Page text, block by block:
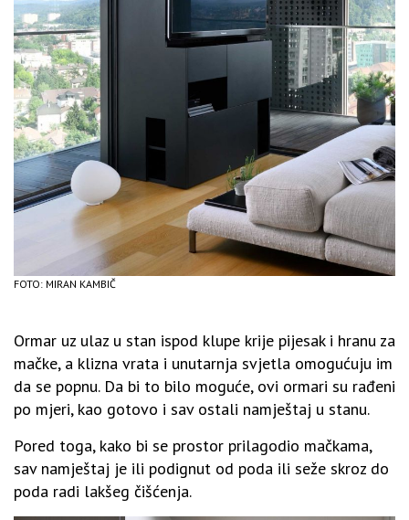
FOTO: MIRAN KAMBIČ
Ormar uz ulaz u stan ispod klupe krije pijesak i hranu za
mačke, a klizna vrata i unutarnja svjetla omogućuju im
da se popnu. Da bi to bilo moguće, ovi ormari su rađeni
po mjeri, kao gotovo i sav ostali namještaj u stanu.
Pored toga, kako bi se prostor prilagodio mačkama,
sav namještaj je ili podignut od poda ili seže skroz do
poda radi lakšeg čišćenja.